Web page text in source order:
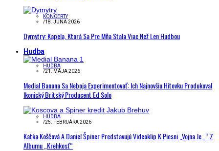
KONCERTY
/18. JÚNA 2026
Dymytry: Kapela, Ktorá Sa Pre Mňa Stala Viac Než Len Hudbou
Hudba
HUDBA
/21. MÁJA 2026
Medial Banana Sa Neboja Experimentovať: Ich Najnovšiu Hitovku Produkoval
Ikonický Britský Producent Ed Solo
HUDBA
/25. FEBRUÁRA 2026
Katka Koščová A Daniel Špiner Predstavujú Videoklip K Piesni „Vojna Je…“ Z
Albumu „Krehkosť“